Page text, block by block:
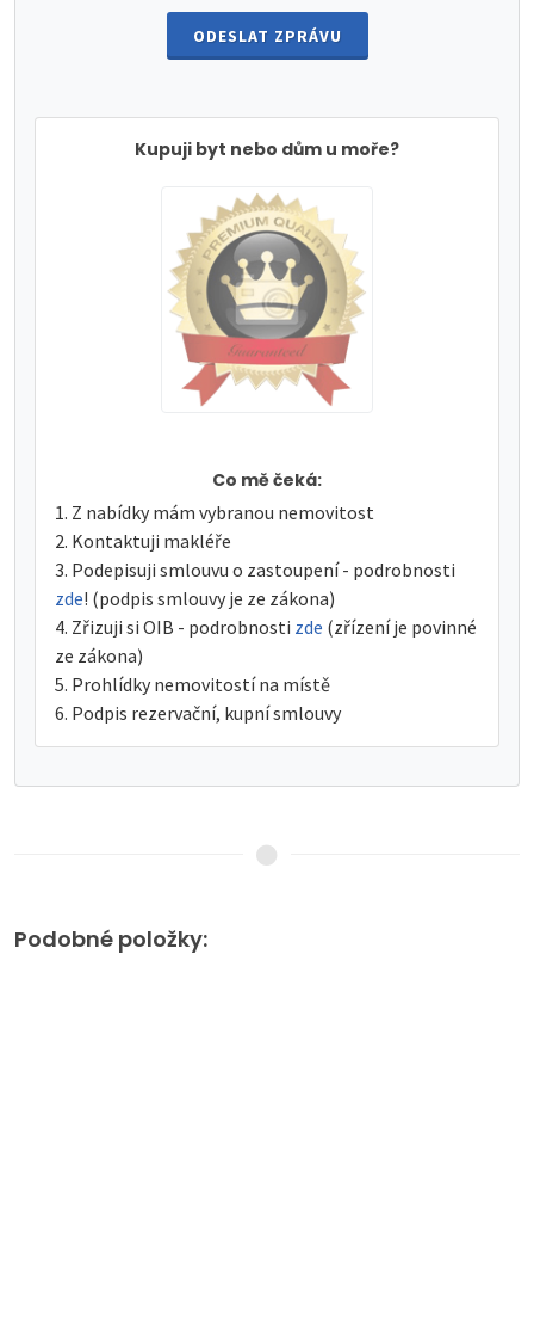
ODESLAT ZPRÁVU
Kupuji byt nebo dům u moře?
Co mě čeká:
Z nabídky mám vybranou nemovitost
Kontaktuji makléře
Podepisuji smlouvu o zastoupení - podrobnosti
zde! (podpis smlouvy je ze zákona)
Zřizuji si OIB - podrobnosti zde (zřízení je povinné
ze zákona)
Prohlídky nemovitostí na místě
Podpis rezervační, kupní smlouvy
Podobné položky: